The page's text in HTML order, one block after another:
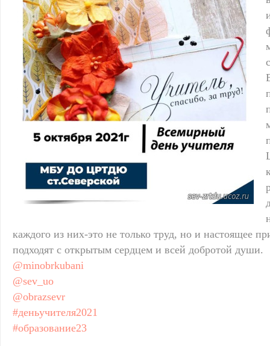
каждого из них-это не только труд, но и настоящее
подходят с открытым сердцем и всей добротой души.
@minobrkubani
@sev_uo
@obrazsevr
#деньучителя2021
#образование23